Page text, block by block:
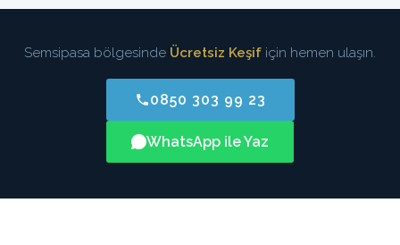
Semsipasa bölgesinde Ücretsiz Keşif için hemen ulaşın.
0850 303 99 23
WhatsApp ile Yaz